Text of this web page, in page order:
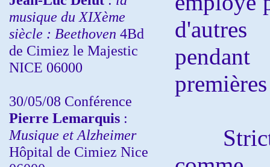
musique du XIXème
siècle : Beethoven 4Bd
de Cimiez le Majestic
NICE 06000
30/05/08 Conférence
Pierre Lemarquis :
Musique et Alzheimer
Hôpital de Cimiez Nice
Stricto